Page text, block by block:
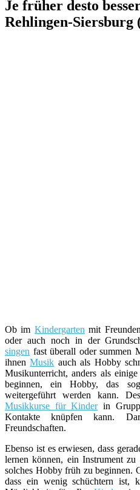
Je früher desto
Rehlingen-Siersburg
Ob im Kindergarten mit
oder auch noch in der
singen fast überall oder summen
ihnenMusik auch als Hobby
Musikunterricht, anders als
beginnen, ein Hobby, das
weitergeführt werden kann.
Musikkurse für Kinderin
Kontakte knüpfen kann.
Freundschaften.
Ebenso ist es erwiesen, dass
lernen können, ein Instrument zu
solches Hobby früh zu beginnen.
dass ein wenig schüchtern ist,